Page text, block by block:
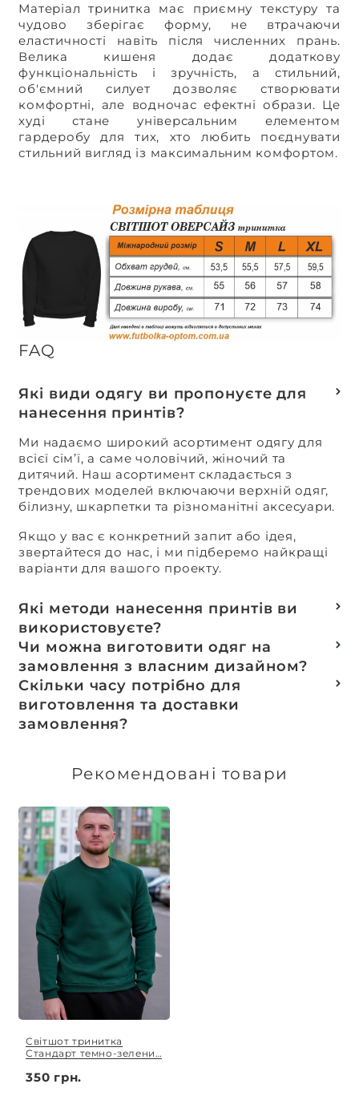
Матеріал тринитка має приємну текстуру та
чудово зберігає форму, не втрачаючи
еластичності навіть після численних прань.
Велика кишеня додає додаткову
функціональність і зручність, а стильний,
об'ємний силует дозволяє створювати
комфортні, але водночас ефектні образи. Це
худі стане універсальним елементом
гардеробу для тих, хто любить поєднувати
стильний вигляд із максимальним комфортом.
FAQ
Які види одягу ви пропонуєте для
нанесення принтів?
Ми надаємо широкий асортимент одягу для
всієї сім’ї, а саме чоловічий, жіночий та
дитячий. Наш асортимент складається з
трендових моделей включаючи верхній одяг,
білизну, шкарпетки та різноманітні аксесуари.
Якщо у вас є конкретний запит або ідея,
звертайтеся до нас, і ми підберемо найкращі
варіанти для вашого проекту.
Які методи нанесення принтів ви
використовуєте?
Термотранферний
Шовкотрафаретний
DTF – друк
Машинна вишивка
Чи можна виготовити одяг на
замовлення з власним дизайном?
Так, ми спеціалізуємося на розробці колекцій
та мерчу під ключ, цей процес включає підбір
тканин, розробку лекал, дизай та
завершується пошиттям готового виробу.
Скільки часу потрібно для
виготовлення та доставки
замовлення?
виготовлення індивідуальних замовлень
Рекомендовані товари
Світшот тринитка
Стандарт темно-зелений
350 грн.